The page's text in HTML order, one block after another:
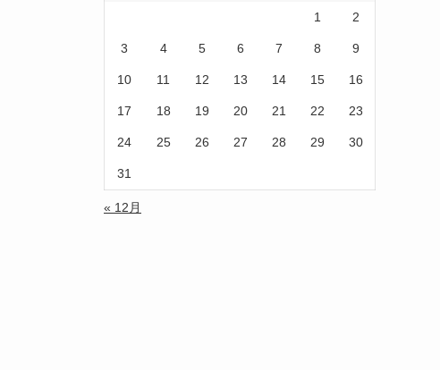
1 2
3 4 5 6 7 8 9
10 11 12 13 14 15 16
17 18 19 20 21 22 23
24 25 26 27 28 29 30
31
« 12月